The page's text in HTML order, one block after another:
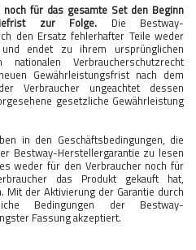
für das gesamte Set den Beginn
zur Folge. Die Bestway-
den Ersatz fehlerhafter Teile weder
endet zu ihrem ursprünglichen
Verbraucherschutzrecht
Gewährleistungsfrist nach dem
Verbraucher ungeachtet dessen
gesetzliche Gewährleistung
in den Geschäftsbedingungen, die
Bestway-Herstellergarantie zu lesen
weder für den Verbraucher noch für
das Produkt gekauft hat,
Mit der Aktivierung der Garantie durch
Bedingungen der Bestway-
Fassung akzeptiert.